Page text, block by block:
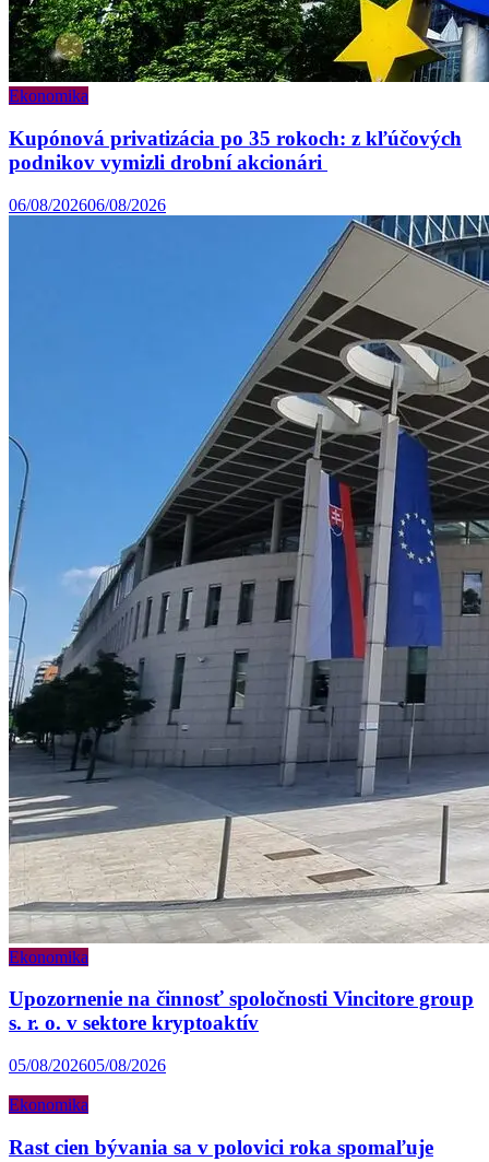
Ekonomika
Kupónová privatizácia po 35 rokoch: z kľúčových
podnikov vymizli drobní akcionári
06/08/202606/08/2026
Ekonomika
Upozornenie na činnosť spoločnosti Vincitore group
s. r. o. v sektore kryptoaktív
05/08/202605/08/2026
Ekonomika
Rast cien bývania sa v polovici roka spomaľuje